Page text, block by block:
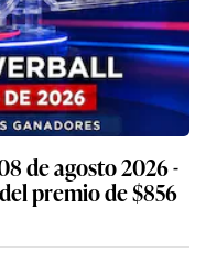
de agosto 2026 -
premio de $856